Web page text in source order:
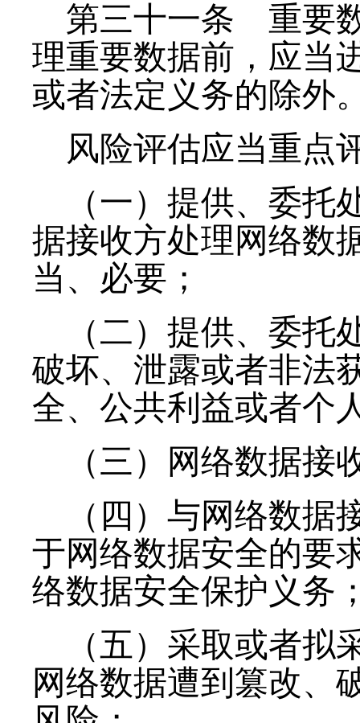
第三十一条 重要
理重要数据前，应当
或者法定义务的除外
风险评估应当重点
（一）提供、委
据接收方处理网络数
当、必要；
（二）提供、委
破坏、泄露或者非法
全、公共利益或者个
（三）网络数据
（四）与网络数
于网络数据安全的要
络数据安全保护义务
（五）采取或者
网络数据遭到篡改、